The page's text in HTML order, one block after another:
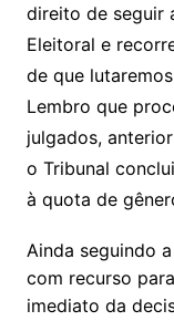
direito de seguir
Eleitoral e
de que
Lembro que
julgados,
o Tribunal
à quota de
Ainda seguindo
com recurso
imediato da